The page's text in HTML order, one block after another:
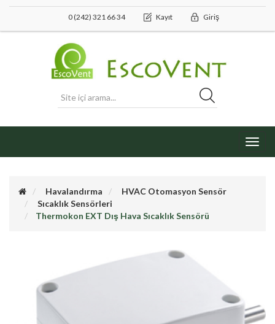
0 (242) 321 66 34 Kayıt Giriş
Havalandırma
HVAC Otomasyon Sensör
Sıcaklık Sensörleri
Thermokon EXT Dış Hava Sıcaklık Sensörü